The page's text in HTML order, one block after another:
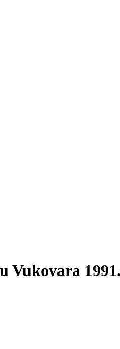
Vukovara